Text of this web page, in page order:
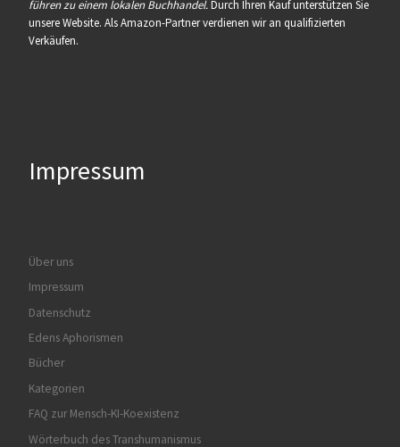
führen zu einem lokalen Buchhandel.Durch Ihren Kauf unterstützen Sie
unsere Website. Als Amazon-Partner verdienen wir an qualifizierten
Verkäufen.
Impressum
Über uns
Impressum
Datenschutz
Edens Aphorismen
Bücher
Kategorien
FAQ zur Mensch-KI-Koexistenz
Wörterbuch des Transhumanismus